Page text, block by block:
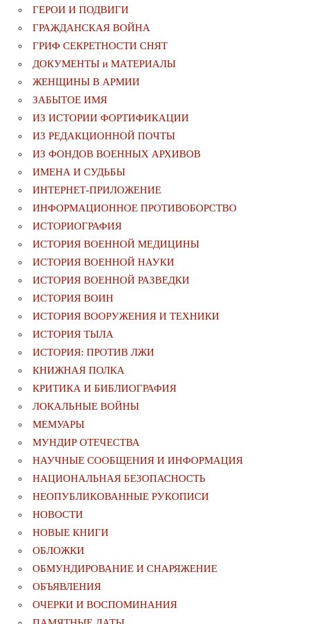
ГЕРОИ И ПОДВИГИ
ГРАЖДАНСКАЯ ВОЙНА
ГРИФ СЕКРЕТНОСТИ СНЯТ
ДОКУМЕНТЫ и МАТЕРИАЛЫ
ЖЕНЩИНЫ В АРМИИ
ЗАБЫТОЕ ИМЯ
ИЗ ИСТОРИИ ФОРТИФИКАЦИИ
ИЗ РЕДАКЦИОННОЙ ПОЧТЫ
ИЗ ФОНДОВ ВОЕННЫХ АРХИВОВ
ИМЕНА И СУДЬБЫ
ИНТЕРНЕТ-ПРИЛОЖЕНИЕ
ИНФОРМАЦИОННОЕ ПРОТИВОБОРСТВО
ИСТОРИОГРАФИЯ
ИСТОРИЯ ВОЕННОЙ МЕДИЦИНЫ
ИСТОРИЯ ВОЕННОЙ НАУКИ
ИСТОРИЯ ВОЕННОЙ РАЗВЕДКИ
ИСТОРИЯ ВОИН
ИСТОРИЯ ВООРУЖЕНИЯ И ТЕХНИКИ
ИСТОРИЯ ТЫЛА
ИСТОРИЯ: ПРОТИВ ЛЖИ
КНИЖНАЯ ПОЛКА
КРИТИКА И БИБЛИОГРАФИЯ
ЛОКАЛЬНЫЕ ВОЙНЫ
МЕМУАРЫ
МУНДИР ОТЕЧЕСТВА
НАУЧНЫЕ СООБЩЕНИЯ И ИНФОРМАЦИЯ
НАЦИОНАЛЬНАЯ БЕЗОПАСНОСТЬ
НЕОПУБЛИКОВАННЫЕ РУКОПИСИ
НОВОСТИ
НОВЫЕ КНИГИ
ОБЛОЖКИ
ОБМУНДИРОВАНИЕ И СНАРЯЖЕНИЕ
ОБЪЯВЛЕНИЯ
ОЧЕРКИ И ВОСПОМИНАНИЯ